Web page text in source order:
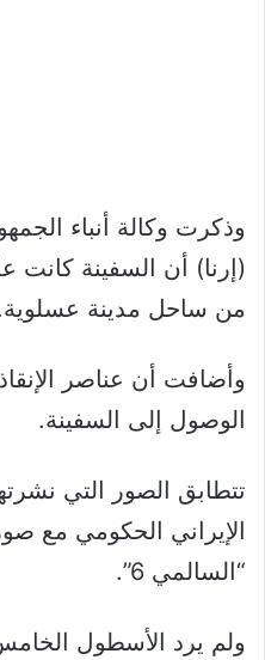
وذكرت وكالة أنباء
من ساحل مدينة
وأضافت أن عناصر الإنقاذ
الوصول إلى السفينة.
تتطابق الصور التي
الإيراني الحكومي مع
“السالمي 6”.
ولم يرد الأسطول الخامس